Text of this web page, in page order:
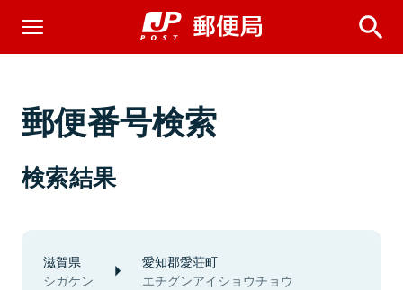
郵便番号検索
検索結果
滋賀県
シガケン
愛知郡愛荘町
エチグンアイショウチョウ